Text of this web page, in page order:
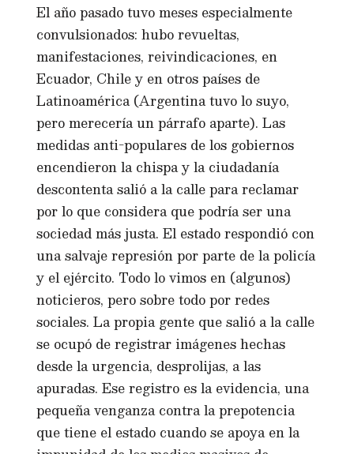
El año pasado tuvo meses especialmente
convulsionados: hubo revueltas,
manifestaciones, reivindicaciones, en
Ecuador, Chile y en otros países de
Latinoamérica (Argentina tuvo lo suyo,
pero merecería un párrafo aparte). Las
medidas anti-populares de los gobiernos
encendieron la chispa y la ciudadanía
descontenta salió a la calle para reclamar
por lo que considera que podría ser una
sociedad más justa. El estado respondió con
una salvaje represión por parte de la policía
y el ejército. Todo lo vimos en (algunos)
noticieros, pero sobre todo por redes
sociales. La propia gente que salió a la calle
se ocupó de registrar imágenes hechas
desde la urgencia, desprolijas, a las
apuradas. Ese registro es la evidencia, una
pequeña venganza contra la prepotencia
que tiene el estado cuando se apoya en la